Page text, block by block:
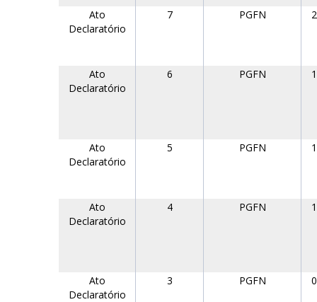
Ato
Declaratório
7 PGFN
Ato
Declaratório
6 PGFN
Ato
Declaratório
5 PGFN
Ato
Declaratório
4 PGFN
Ato
Declaratório
3 PGFN